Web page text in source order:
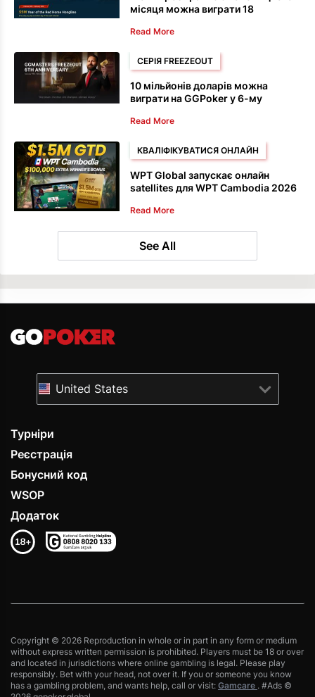
місяця можна виграти 18
Read More
СЕРІЯ FREEZEOUT
10 мільйонів доларів можна
виграти на GGPoker у 6-му
Read More
КВАЛІФІКУВАТИСЯ ОНЛАЙН
WPT Global запускає онлайн
satellites для WPT Cambodia 2026
Read More
See All
Турніри
Реєстрація
Бонусний код
WSOP
Додаток
United States
Copyright © 2026 Reproduction in whole or in part in any form or medium
without express written permission is prohibited. Players must be 18 or over
and located in jurisdictions where online gambling is legal. Please play
responsibly. Bet with your head, not over it. If you or someone you know
has a gambling problem, and wants help, call or visit: Gamcare . #Ads ©